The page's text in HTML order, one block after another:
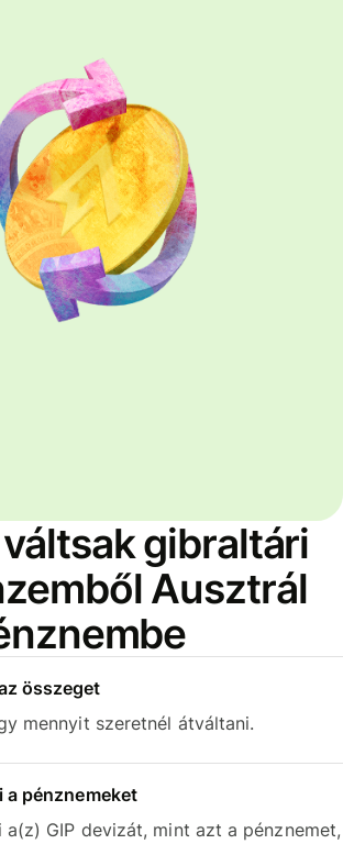
gibraltári
Ausztrál
összeget
mennyit szeretnél átváltani.
a pénznemeket
a(z) GIP devizát, mint azt a pénznemet,